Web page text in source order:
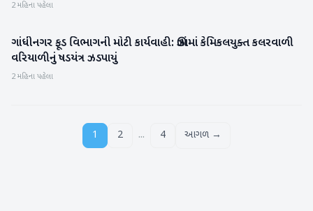
2 મહિના પહેલા
મહેસાણા
ગાંધીનગર ફૂડ વિભાગની મોટી કાર્યવાહી: ઊંઝામાં કેમિકલયુક્ત કલરવાળી
વરિયાળીનું ષડયંત્ર ઝડપાયું
2 મહિના પહેલા
1 2 ... 4 આગળ →